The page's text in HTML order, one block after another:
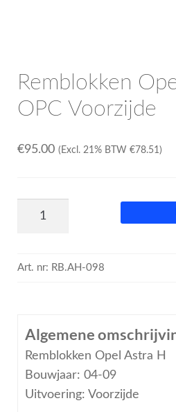
Remblokken
OPC Voorzijde
€95.00 (Excl. 21% BTW €78.51 )
Art. nr: RB.AH-098
Algemene
Remblokken Opel Astra H
Bouwjaar: 04-09
Uitvoering: Voorzijde